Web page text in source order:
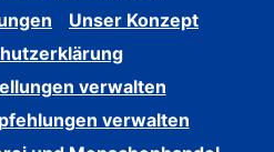
Unser Konzept
verwalten
verwalten